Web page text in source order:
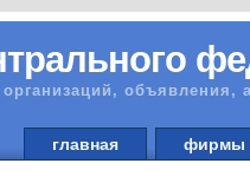
объявления,
главная